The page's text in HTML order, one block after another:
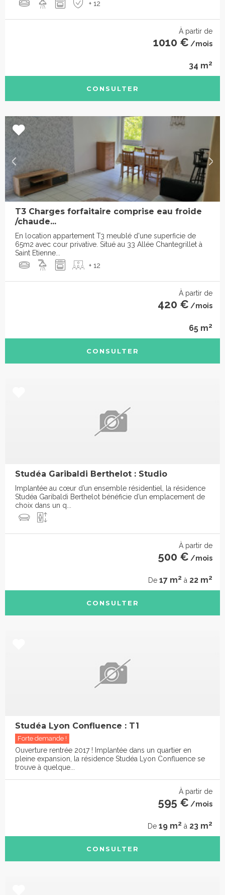
+ 12
À partir de
1010 € /mois
34 m2
CONSULTER
T3 Charges forfaitaire comprise eau froide
/chaude...
En location appartement T3 meublé d'une superficie de
65m2 avec cour privative. Situé au 33 Allée Chantegrillet à
Saint Etienne...
+ 12
À partir de
420 € /mois
65 m2
CONSULTER
Studéa Garibaldi Berthelot : Studio
Implantée au cœur d’un ensemble résidentiel, la résidence
Studéa Garibaldi Berthelot bénéficie d’un emplacement de
choix dans un q...
À partir de
500 € /mois
De 17 m2 à 22 m2
CONSULTER
Studéa Lyon Confluence : T1
Forte demande !
Ouverture rentrée 2017 ! Implantée dans un quartier en
pleine expansion, la résidence Studéa Lyon Confluence se
trouve à quelque...
À partir de
595 € /mois
De 19 m2 à 23 m2
CONSULTER